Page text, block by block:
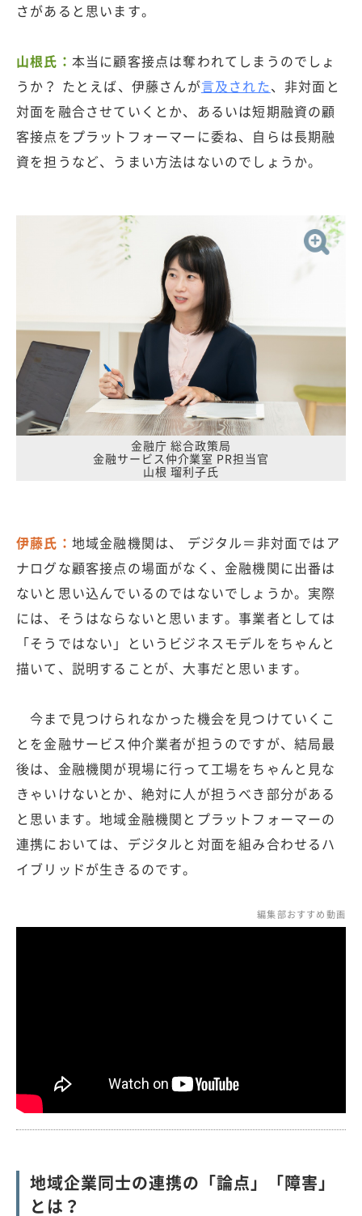
さがあると思います。
山根氏： 本当に顧客接点は奪われてしまうのでしょ
うか？ たとえば、伊藤さんが言及された、非対面と
対面を融合させていくとか、あるいは短期融資の顧
客接点をプラットフォーマーに委ね、自らは長期融
資を担うなど、うまい方法はないのでしょうか。
金融庁 総合政策局
金融サービス仲介業室 PR担当官
山根 瑠利子氏
伊藤氏： 地域金融機関は、 デジタル＝非対面ではア
ナログな顧客接点の場面がなく、金融機関に出番は
ないと思い込んでいるのではないでしょうか。実際
には、そうはならないと思います。事業者としては
「そうではない」というビジネスモデルをちゃんと
描いて、説明することが、大事だと思います。
今まで見つけられなかった機会を見つけていくこ
とを金融サービス仲介業者が担うのですが、結局最
後は、金融機関が現場に行って工場をちゃんと見な
きゃいけないとか、絶対に人が担うべき部分がある
と思います。地域金融機関とプラットフォーマーの
連携においては、デジタルと対面を組み合わせるハ
イブリッドが生きるのです。
編集部おすすめ動画
地域企業同士の連携の「論点」「障害」
とは？